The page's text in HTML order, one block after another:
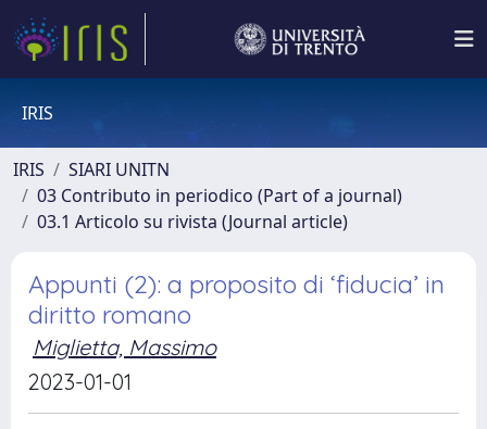
IRIS
IRIS
SIARI UNITN
03 Contributo in periodico (Part of a journal)
03.1 Articolo su rivista (Journal article)
Appunti (2): a proposito di ‘fiducia’ in
diritto romano
Miglietta, Massimo
2023-01-01